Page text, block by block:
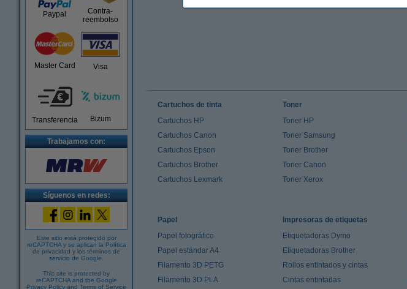
Paypal
Contra-
reembolso
Master Card Visa
Transferencia Bizum
Trabajamos con:
Síguenos en redes:
Este sitio está protegido por
reCAPTCHA y se aplican la Política
de privacidad y los términos de
servicio de Google
This site is protected by
reCAPTCHA and the Google
Privacy Policy and Terms of Service
Cartuchos de tinta
Cartuchos HP
Cartuchos Canon
Cartuchos Epson
Cartuchos Brother
Cartuchos Lexmark
Toner
Toner HP
Toner Samsung
Toner Brother
Toner Canon
Toner Xerox
Papel
Papel fotográfico
Papel estándar A4
Filamento 3D PETG
Filamento 3D PLA
Impresoras de etiquetas
Etiquetadoras Dymo
Etiquetadoras Brother
Rollos entintados y cintas
Cintas entintadas